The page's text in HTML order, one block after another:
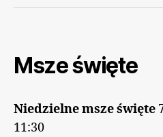
Msze święte
Niedzielne msze święte
11:30